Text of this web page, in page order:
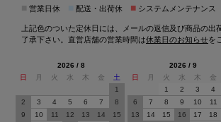
営業日休 配送・出荷休 ■ システムメンテナンス
上記色のついた定休日には、メールの返信及び商品の出
了承下さい。直営店舗の営業時間は休業日のお知らせを
2026 / 8
日
月 火 水 木 金
土
1
2
3 4 5 6 7
8
9
10 11 12 13 14
15
2026 / 9
日
月 火 水 木 金
1
2 3 4
6
7 8 9 10 11
13
14 15 16 17 18